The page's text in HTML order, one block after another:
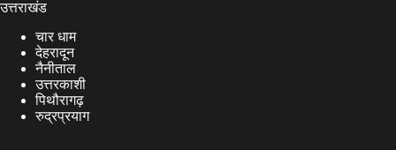
उत्तराखंड
चार धाम
देहरादून
नैनीताल
उत्तरकाशी
पिथौरागढ़
रुद्रप्रयाग